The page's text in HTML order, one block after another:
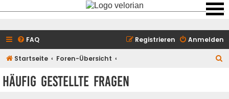
FAQ Anmelden
Registrieren
Startseite Foren-Übersicht
Häufig gestellte Fragen